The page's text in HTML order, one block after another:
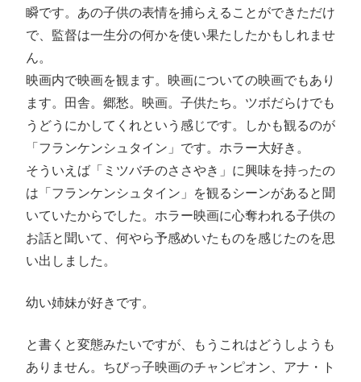
瞬です。あの子供の表情を捕らえることができただけ
で、監督は一生分の何かを使い果たしたかもしれませ
ん。
映画内で映画を観ます。映画についての映画でもあり
ます。田舎。郷愁。映画。子供たち。ツボだらけでも
うどうにかしてくれという感じです。しかも観るのが
「フランケンシュタイン」です。ホラー大好き。
そういえば「ミツバチのささやき」に興味を持ったの
は「フランケンシュタイン」を観るシーンがあると聞
いていたからでした。ホラー映画に心奪われる子供の
お話と聞いて、何やら予感めいたものを感じたのを思
い出しました。
幼い姉妹が好きです。
と書くと変態みたいですが、もうこれはどうしようも
ありません。ちびっ子映画のチャンピオン、アナ・ト